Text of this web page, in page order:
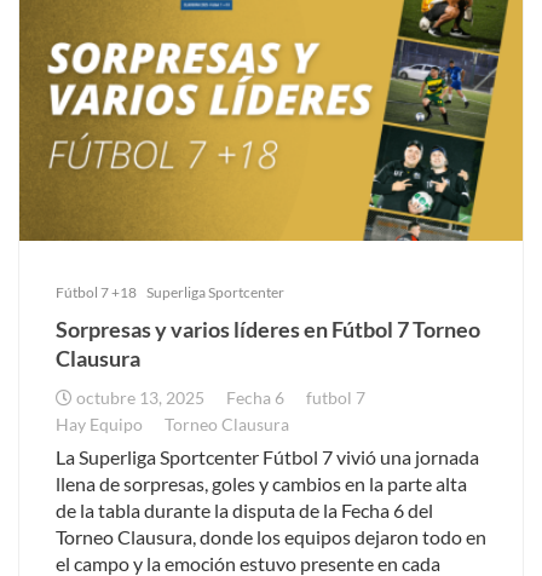
Fútbol 7 +18 Superliga Sportcenter
Sorpresas y varios líderes en Fútbol 7 Torneo
Clausura
octubre 13, 2025 Fecha 6
futbol 7
Hay Equipo
Torneo Clausura
La Superliga Sportcenter Fútbol 7 vivió una jornada
llena de sorpresas, goles y cambios en la parte alta
de la tabla durante la disputa de la Fecha 6 del
Torneo Clausura, donde los equipos dejaron todo en
el campo y la emoción estuvo presente en cada